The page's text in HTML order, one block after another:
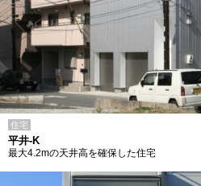
住宅
平井-K
最大4.2mの天井高を確保した住宅